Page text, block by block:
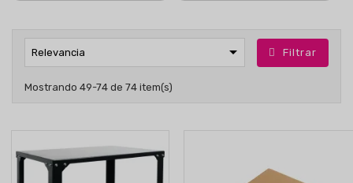
Relevancia  Filtrar
Mostrando 49-74 de 74 item(s)